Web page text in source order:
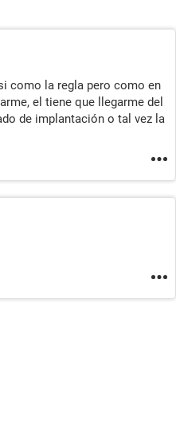
como la regla pero como en
el tiene que llegarme del
de implantación o tal vez la